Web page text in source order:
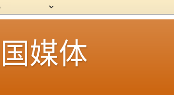
国媒体